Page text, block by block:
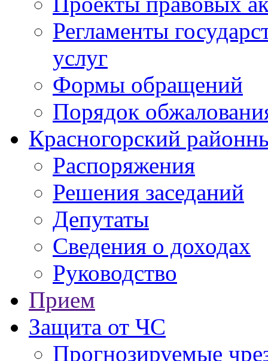
Регламенты
услуг
Формы обращений
Порядок
Красногорский
Распоряжения
Решения заседаний
Депутаты
Сведения о доходах
Руководство
Прием
Защита от ЧС
Прогнозируемые